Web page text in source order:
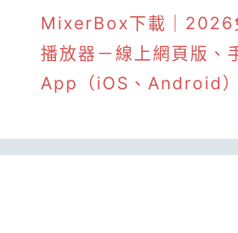
MixerBox下載｜2026
播放器－線上網頁版、
App（iOS、Android）